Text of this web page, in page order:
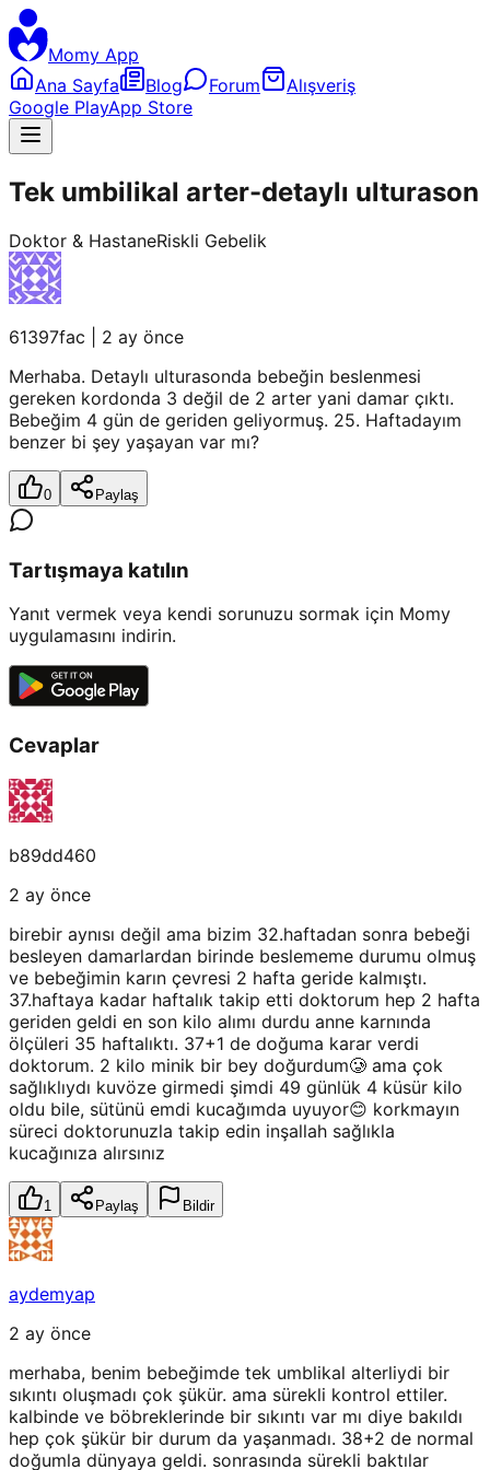
Momy App
Ana Sayfa
Blog Forum
Alışveriş
Google PlayApp Store
Tek umbilikal arter-detaylı ulturason
Doktor & HastaneRiskli Gebelik
61397fac
2 ay önce
Merhaba. Detaylı ulturasonda bebeğin beslenmesi
gereken kordonda 3 değil de 2 arter yani damar çıktı.
Bebeğim 4 gün de geriden geliyormuş. 25. Haftadayım
benzer bi şey yaşayan var mı?
0 Paylaş
Tartışmaya katılın
Yanıt vermek veya kendi sorunuzu sormak için Momy
uygulamasını indirin.
Cevaplar
b89dd460
2 ay önce
birebir aynısı değil ama bizim 32.haftadan sonra bebeği
besleyen damarlardan birinde beslememe durumu olmuş
ve bebeğimin karın çevresi 2 hafta geride kalmıştı.
37.haftaya kadar haftalık takip etti doktorum hep 2 hafta
geriden geldi en son kilo alımı durdu anne karnında
ölçüleri 35 haftalıktı. 37+1 de doğuma karar verdi
doktorum. 2 kilo minik bir bey doğurdum🥲 ama çok
sağlıklıydı kuvöze girmedi şimdi 49 günlük 4 küsür kilo
oldu bile, sütünü emdi kucağımda uyuyor😊 korkmayın
süreci doktorunuzla takip edin inşallah sağlıkla
kucağınıza alırsınız
1 Paylaş Bildir
aydemyap
2 ay önce
merhaba, benim bebeğimde tek umblikal alterliydi bir
sıkıntı oluşmadı çok şükür. ama sürekli kontrol ettiler.
kalbinde ve böbreklerinde bir sıkıntı var mı diye bakıldı
hep çok şükür bir durum da yaşanmadı. 38+2 de normal
doğumla dünyaya geldi. sonrasında sürekli baktılar